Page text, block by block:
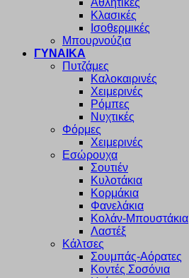
Αθλητικές
Κλασικές
Ισοθερμικές
Μπουρνούζια
ΓΥΝΑΙΚΑ
Πυτζάμες
Καλοκαιρινές
Χειμερινές
Ρόμπες
Νυχτικές
Φόρμες
Χειμερινές
Εσώρουχα
Σουτιέν
Κυλοτάκια
Κορμάκια
Φανελάκια
Κολάν-Μπουστάκια
Λαστέξ
Κάλτσες
Σουμπάς-Αόρατες
Κοντές Σοσόνια